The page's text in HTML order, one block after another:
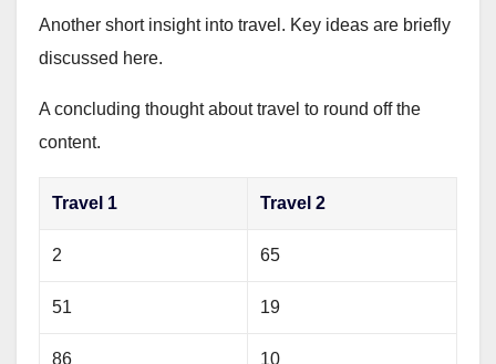
Another short insight into travel. Key ideas are briefly
discussed here.
A concluding thought about travel to round off the
content.
Travel 1 Travel 2
2 65
51 19
86 10